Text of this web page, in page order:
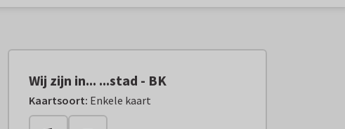
Wij zijn in... ...stad - BK
Kaartsoort: Enkele kaart
Vanaf:€ 1,69 excl. verzendkosten